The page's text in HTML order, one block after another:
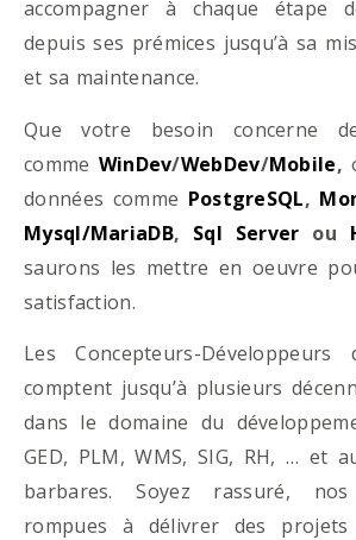
accompagner à chaque étape
depuis ses prémices jusqu’à sa
et sa maintenance.
Que votre besoin concerne
comme WinDev/WebDev/Mobile,
données comme PostgreSQL,
Mysql/MariaDB, Sql Server ou
saurons les mettre en oeuvre
satisfaction.
Les Concepteurs-Développeurs
comptent jusqu’à plusieurs
dans le domaine du
GED, PLM, WMS, SIG, RH, … et
barbares. Soyez rassuré,
rompues à délivrer des